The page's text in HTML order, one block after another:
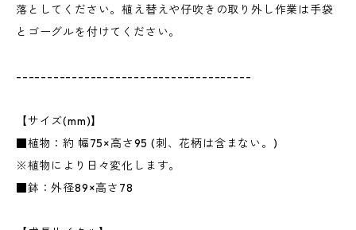
落としてください。植え替えや仔吹きの取り外し作業は手袋
とゴーグルを付けてください。
--------------------------------------
【サイズ(mm)】
■植物：約 幅75×高さ95 (刺、花柄は含まない。)
※植物により日々変化します。
■鉢：外径89×高さ78